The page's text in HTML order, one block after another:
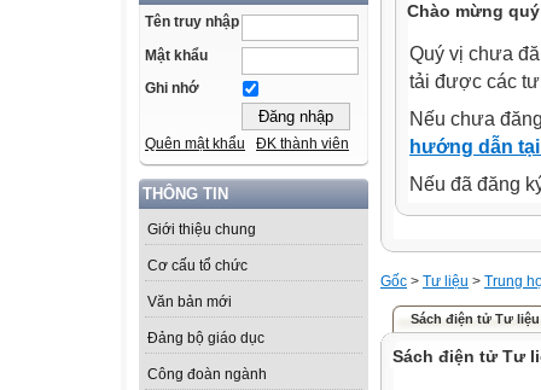
Tên truy nhập
Mật khẩu
Ghi nhớ
Quên mật khẩu ĐK thành viên
THÔNG TIN
Giới thiệu chung
Cơ cấu tổ chức
Văn bản mới
Đảng bộ giáo dục
Công đoàn ngành
Chào mừng
Quý vị chưa
tải được các
Nếu chưa
hướng dẫn
Nếu đã đăng
Gốc > Tư liệu > Trung
Sách điện tử Tư
Sách điện tử Tư